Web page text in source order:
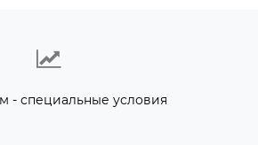
- специальные условия